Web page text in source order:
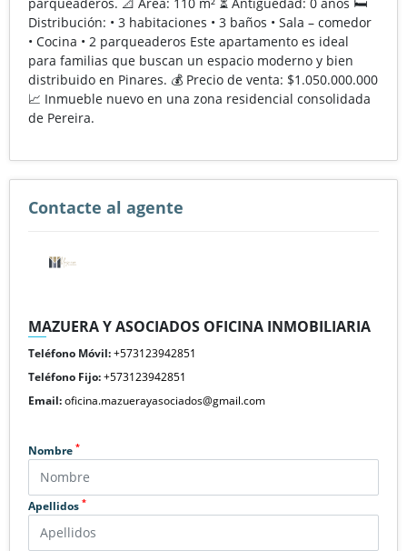
Distribución: • 3 habitaciones • 3 baños • Sala – comedor
• Cocina • 2 parqueaderos Este apartamento es ideal
para familias que buscan un espacio moderno y bien
distribuido en Pinares. 💰 Precio de venta: $1.050.000.000
📈 Inmueble nuevo en una zona residencial consolidada
de Pereira.
Contacte al agente
MAZUERA Y ASOCIADOS OFICINA INMOBILIARIA
Teléfono Móvil:+573123942851
Teléfono Fijo:+573123942851
Email:oficina.mazuerayasociados@gmail.com
Nombre *
Apellidos *